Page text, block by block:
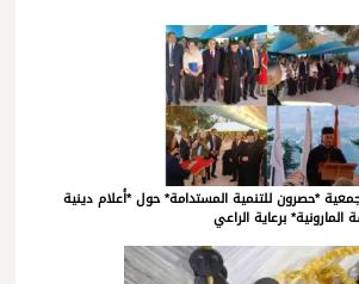
*حصرون للتنمية المستدامة* حول *أعلام دينية
برعاية الراعي